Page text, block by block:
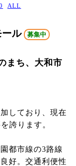
ALL
ール 募集中
まち、大和市
しており、現在
誇ります。
都市線の3路線
好。交通利便性